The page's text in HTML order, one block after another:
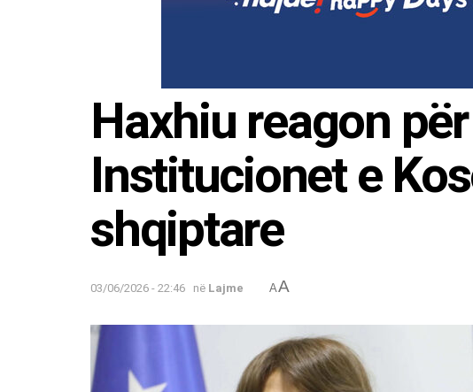
Haxhiu reagon
Institucionet e
shqiptare
03/06/2026 - 22:46 në Lajme AA